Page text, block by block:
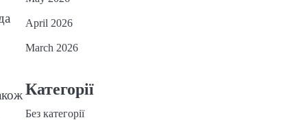
April 2026
March 2026
Категорії
Без категорії